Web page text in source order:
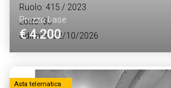
Prezzo base
€ 4.200
Ruolo: 415 / 2023
Lotto: 30
Udienza: 22/10/2026
Asta telematica